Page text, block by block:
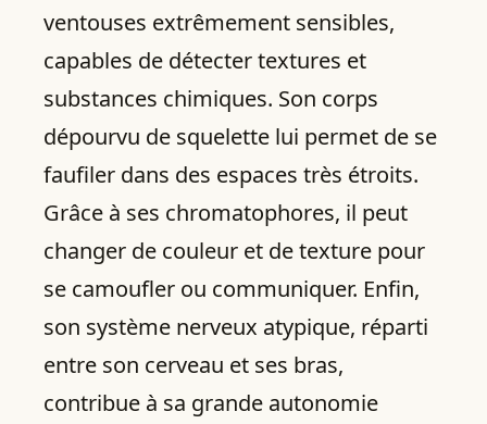
ventouses extrêmement sensibles,
capables de détecter textures et
substances chimiques. Son corps
dépourvu de squelette lui permet de se
faufiler dans des espaces très étroits.
Grâce à ses chromatophores, il peut
changer de couleur et de texture pour
se camoufler ou communiquer. Enfin,
son système nerveux atypique, réparti
entre son cerveau et ses bras,
contribue à sa grande autonomie